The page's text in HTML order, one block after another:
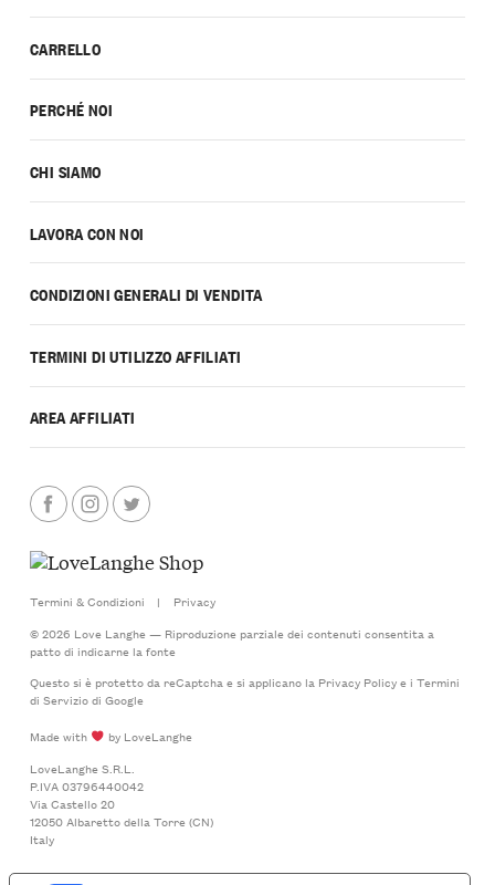
CARRELLO
PERCHÉ NOI
CHI SIAMO
LAVORA CON NOI
CONDIZIONI GENERALI DI VENDITA
TERMINI DI UTILIZZO AFFILIATI
AREA AFFILIATI
Termini & Condizioni |
Privacy
© 2026 Love Langhe — Riproduzione parziale dei contenuti consentita a
patto di indicarne la fonte
Questo si è protetto da reCaptcha e si applicano la Privacy Policye i Termini
di Serviziodi Google
Made with
by LoveLanghe
LoveLanghe S.R.L.
P.IVA 03796440042
Via Castello 20
12050 Albaretto della Torre (CN)
Italy